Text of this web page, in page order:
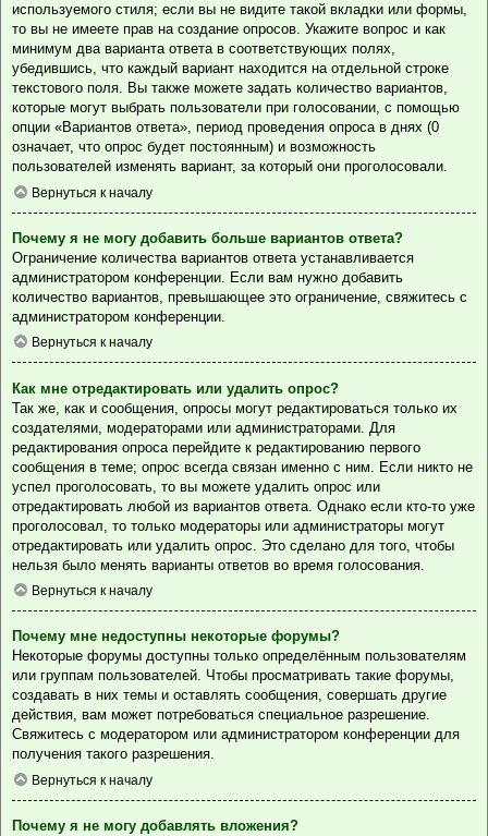
используемого стиля; если вы не видите такой вкладки или формы,
то вы не имеете прав на создание опросов. Укажите вопрос и как
минимум два варианта ответа в соответствующих полях,
убедившись, что каждый вариант находится на отдельной строке
текстового поля. Вы также можете задать количество вариантов,
которые могут выбрать пользователи при голосовании, с помощью
опции «Вариантов ответа», период проведения опроса в днях (0
означает, что опрос будет постоянным) и возможность
пользователей изменять вариант, за который они проголосовали.
Вернуться к началу
Почему я не могу добавить больше вариантов ответа?
Ограничение количества вариантов ответа устанавливается
администратором конференции. Если вам нужно добавить
количество вариантов, превышающее это ограничение, свяжитесь с
администратором конференции.
Вернуться к началу
Как мне отредактировать или удалить опрос?
Так же, как и сообщения, опросы могут редактироваться только их
создателями, модераторами или администраторами. Для
редактирования опроса перейдите к редактированию первого
сообщения в теме; опрос всегда связан именно с ним. Если никто не
успел проголосовать, то вы можете удалить опрос или
отредактировать любой из вариантов ответа. Однако если кто-то уже
проголосовал, то только модераторы или администраторы могут
отредактировать или удалить опрос. Это сделано для того, чтобы
нельзя было менять варианты ответов во время голосования.
Вернуться к началу
Почему мне недоступны некоторые форумы?
Некоторые форумы доступны только определённым пользователям
или группам пользователей. Чтобы просматривать такие форумы,
создавать в них темы и оставлять сообщения, совершать другие
действия, вам может потребоваться специальное разрешение.
Свяжитесь с модератором или администратором конференции для
получения такого разрешения.
Вернуться к началу
Почему я не могу добавлять вложения?